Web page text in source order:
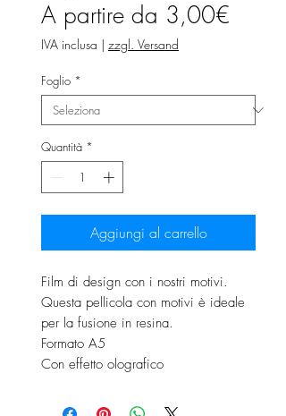
A partire da 3,00€
IVA inclusa | zzgl. Versand
Foglio *
Quantità *
Aggiungi al carrello
Film di design con i nostri motivi.
Questa pellicola con motivi è ideale
per la fusione in resina.
Formato A5
Con effetto olografico